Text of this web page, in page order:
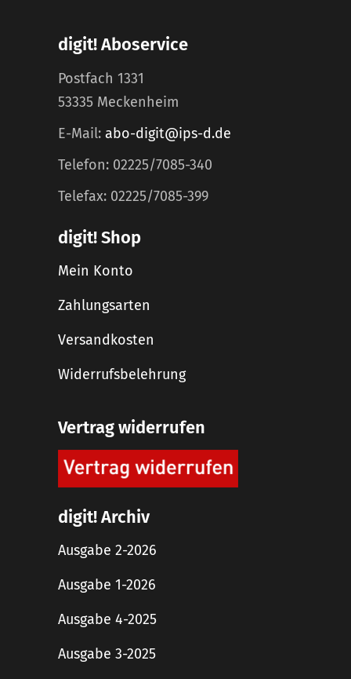
digit! Aboservice
Postfach 1331
53335 Meckenheim
E-Mail: abo-digit@ips-d.de
Telefon: 02225/7085-340
Telefax: 02225/7085-399
digit! Shop
Mein Konto
Zahlungsarten
Versandkosten
Widerrufsbelehrung
Vertrag widerrufen
digit! Archiv
Ausgabe 2-2026
Ausgabe 1-2026
Ausgabe 4-2025
Ausgabe 3-2025